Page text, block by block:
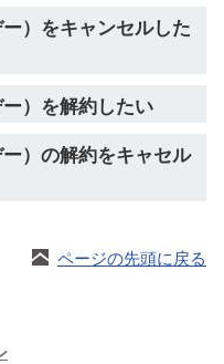
）をキャンセルした
）を解約したい
）の解約をキャセル
ページの先頭に戻る